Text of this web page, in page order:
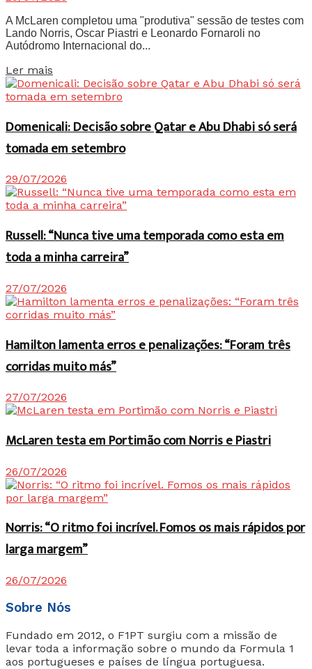
A McLaren completou uma "produtiva" sessão de testes com
Lando Norris, Oscar Piastri e Leonardo Fornaroli no
Autódromo Internacional do...
Ler mais
Domenicali: Decisão sobre Qatar e Abu Dhabi só será
tomada em setembro
29/07/2026
Russell: “Nunca tive uma temporada como esta em
toda a minha carreira”
27/07/2026
Hamilton lamenta erros e penalizações: “Foram três
corridas muito más”
27/07/2026
McLaren testa em Portimão com Norris e Piastri
26/07/2026
Norris: “O ritmo foi incrível. Fomos os mais rápidos por
larga margem”
26/07/2026
Sobre Nós
Fundado em 2012, o F1PT surgiu com a missão de
levar toda a informação sobre o mundo da Formula 1
aos portugueses e países de língua portuguesa.